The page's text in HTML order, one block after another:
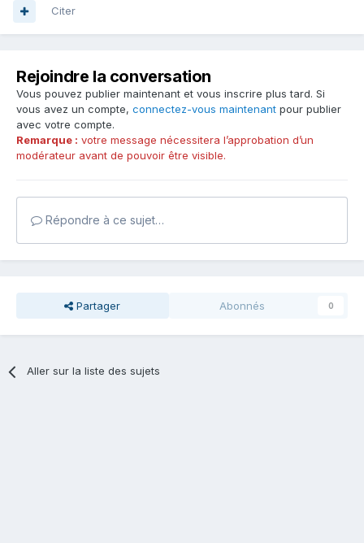
Citer
Rejoindre la conversation
Vous pouvez publier maintenant et vous inscrire plus tard. Si
vous avez un compte, connectez-vous maintenant pour publier
avec votre compte.
Remarque : votre message nécessitera l’approbation d’un
modérateur avant de pouvoir être visible.
Répondre à ce sujet…
Partager Abonnés 0
Aller sur la liste des sujets